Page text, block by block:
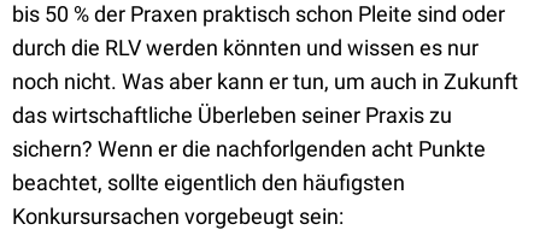
bis 50 % der Praxen praktisch schon Pleite sind oder
durch die RLV werden könnten und wissen es nur
noch nicht. Was aber kann er tun, um auch in Zukunft
das wirtschaftliche Überleben seiner Praxis zu
sichern? Wenn er die nachforlgenden acht Punkte
beachtet, sollte eigentlich den häufigsten
Konkursursachen vorgebeugt sein: